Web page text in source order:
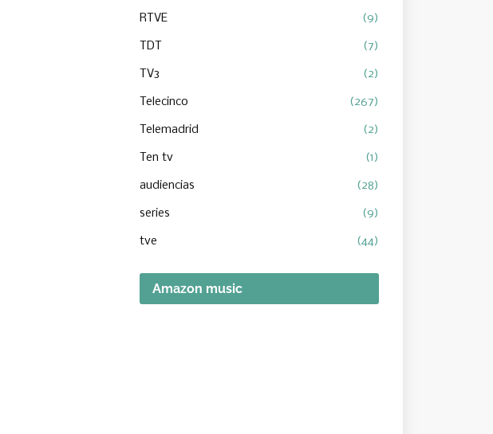
RTVE (9)
TDT (7)
TV3 (2)
Telecinco (267)
Telemadrid (2)
Ten tv (1)
audiencias (28)
series (9)
tve (44)
Amazon music